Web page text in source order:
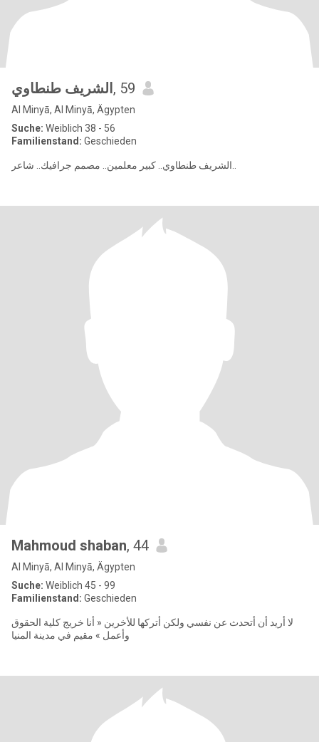
الشريف طنطاوي , 59
Al Minyā, Al Minyā, Ägypten
Suche: Weiblich 38 - 56
Familienstand: Geschieden
Mahmoud shaban, 44
Al Minyā, Al Minyā, Ägypten
Suche: Weiblich 45 - 99
Familienstand: Geschieden
لا أريد أن أتحدث عن نفسي ولكن أتركها للأخرين « أنا خريج كلية الحقوق
وأعمل » مقيم في مدينة المنيا